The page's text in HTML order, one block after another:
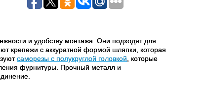
и удобству монтажа. Они подходят для
крепежи с аккуратной формой шляпки, которая
саморезы с полукруглой головкой , которые
фурнитуры. Прочный металл и